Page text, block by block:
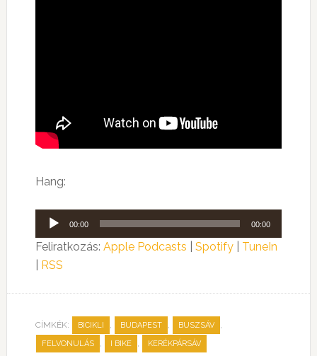
Hang:
Audió
lejátszó
00:00 00:00
Feliratkozás: Apple Podcasts Spotify| TuneIn
RSS
CÍMKÉK: BICIKLI , BUDAPEST , BUSZSÁV ,
FELVONULÁS , I BIKE , KERÉKPÁRSÁV